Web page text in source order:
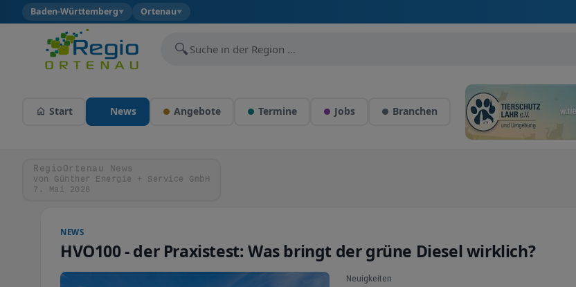
Baden-Württemberg▼ Ortenau▼
🔍
Start News Angebote Termine Jobs Branchen
RegioOrtenau News
von Günther Energie + Service GmbH
7. Mai 2026
NEWS
HVO100 - der Praxistest: Was bringt der grüne Diesel wirklich?
Neuigkeiten